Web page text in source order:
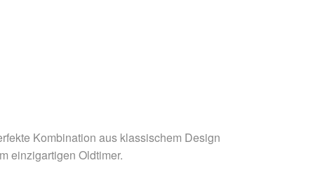
Kombination aus klassischem Design
einzigartigen Oldtimer.